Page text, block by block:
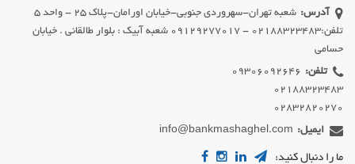
آدرس:
شعبه تهران-سهروردی جنوبی-خیابان اورامان-پلاک 25 - واحد 5
تلفن:02188323483 - 09129277017 شعبه آبیک : بلوار طالقانی . خیابان
حسامی
تلفن:
02832820270
ایمیل: info@bankmashaghel.com
ما را دنبال کنید: